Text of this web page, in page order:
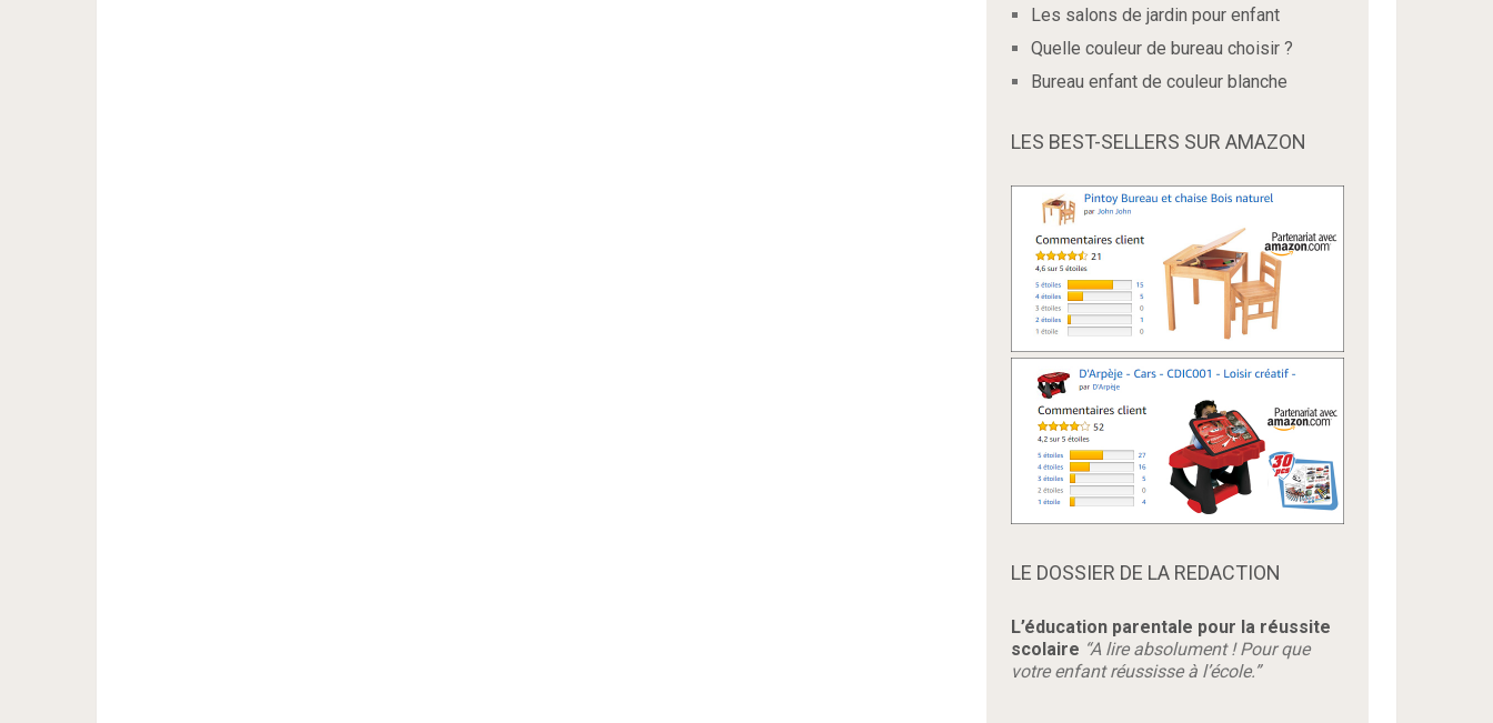
Les salons de jardin pour enfant
Quelle couleur de bureau choisir ?
Bureau enfant de couleur blanche
LES BEST-SELLERS SUR AMAZON
LE DOSSIER DE LA REDACTION
L’éducation parentale pour la réussite
scolaire “A lire absolument ! Pour que
votre enfant réussisse à l’école.”